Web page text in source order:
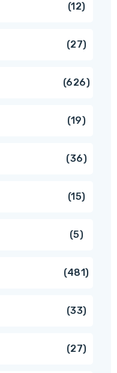
1212
2727
626626
1919
3636
1515
55
481481
3333
2727